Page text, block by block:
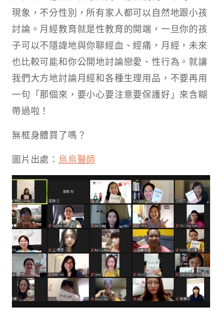
現象，不分性別，所有家人都可以自然地跟小孩
討論。月經教育就是性教育的開端，一旦你的孩
子可以不隱諱地與你聊經血、經痛，月經，未來
也比較可能和你公開地討論戀愛、性行為。就讓
我們大方地討論月經和各種生理用品，不要再用
一句「那個來，要小心要注意要保護好」來含糊
帶過啦！​
無框身體買了嗎？
圖片出處： 烏烏醫師